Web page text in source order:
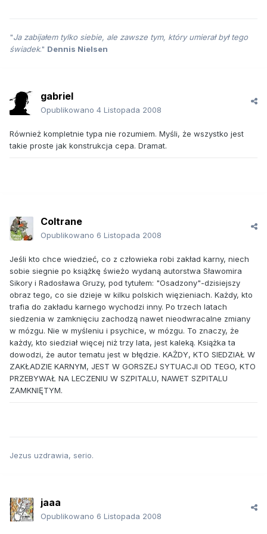
"Ja zabijałem tylko siebie, ale zawsze tym, który umierał był tego
świadek." Dennis Nielsen
gabriel
Opublikowano 4 Listopada 2008
Również kompletnie typa nie rozumiem. Myśli, że wszystko jest
takie proste jak konstrukcja cepa. Dramat.
Coltrane
Opublikowano 6 Listopada 2008
Jeśli kto chce wiedzieć, co z człowieka robi zakład karny, niech
sobie siegnie po książkę świeżo wydaną autorstwa Sławomira
Sikory i Radosława Gruzy, pod tytułem: "Osadzony"-dzisiejszy
obraz tego, co sie dzieje w kilku polskich więzieniach. Każdy, kto
trafia do zakładu karnego wychodzi inny. Po trzech latach
siedzenia w zamknięciu zachodzą nawet nieodwracalne zmiany
w mózgu. Nie w myśleniu i psychice, w mózgu. To znaczy, że
każdy, kto siedział więcej niż trzy lata, jest kaleką. Książka ta
dowodzi, że autor tematu jest w błędzie. KAŻDY, KTO SIEDZIAŁ W
ZAKŁADZIE KARNYM, JEST W GORSZEJ SYTUACJI OD TEGO, KTO
PRZEBYWAŁ NA LECZENIU W SZPITALU, NAWET SZPITALU
ZAMKNIĘTYM.
Jezus uzdrawia, serio.
jaaa
Opublikowano 6 Listopada 2008